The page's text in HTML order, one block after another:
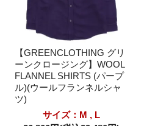
【GREENCLOTHING グリ
ーンクロージング】WOOL
FLANNEL SHIRTS (パープ
ル)(ウールフランネルシャ
ツ)
サイズ：M , L